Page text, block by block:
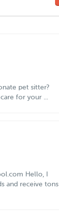
pet sitter?
for your ...
Hello, I
and receive tons